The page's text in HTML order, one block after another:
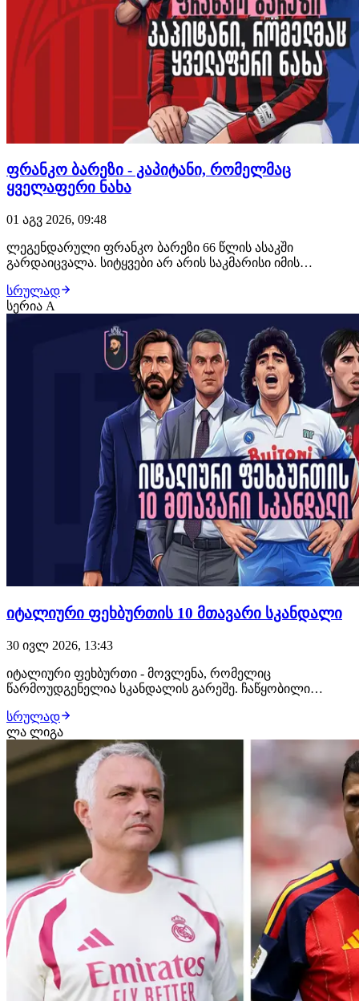
ფრანკო ბარეზი - კაპიტანი, რომელმაც
ყველაფერი ნახა
01 აგვ 2026, 09:48
ლეგენდარული ფრანკო ბარეზი 66 წლის ასაკში
გარდაიცვალა. სიტყვები არ არის საკმარისი იმის
იტალიელი უკანახაზელი. კაპიტანი, რომელმაც
საფეხბურთო მოედანზე გამოიარა და ნახა ყველაფერი,
რაც კი შეიძლებოდა. გთავაზობთ მოგზაურობას
"აძურისა" და მილანი…
სრულად
სერია A
იტალიური ფეხბურთის 10 მთავარი სკანდალი
30 ივლ 2026, 13:43
იტალიური ფეხბურთი - მოვლენა, რომელიც
წარმოუდგენელია სკანდალის გარეშე. ჩაწყობილი
ნივთიერებები სპორტსმენებს შორის და ბევრი სხვა. ეს
არის კალჩო...დიდებული და საშინელი. დღეს
ვისაუბრებთ იტალიური ფეხბურთის 10 მთავარ
სკანდალზე. ტოტონერო | და…
სრულად
ლა ლიგა